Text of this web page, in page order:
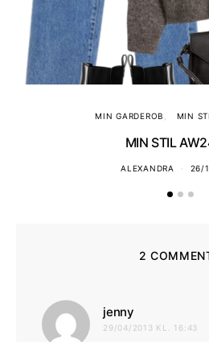
MIN GARDEROB MIN
MIN STIL
ALEXANDRA 26/
2
jenny
29/04/2013 KL. 16:43